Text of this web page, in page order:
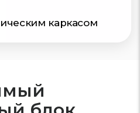
каркасом